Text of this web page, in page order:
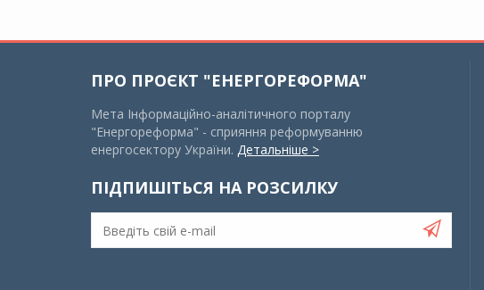
ПРО ПРОЄКТ "ЕНЕРГОРЕФОРМА"
Мета Інформаційно-аналітичного порталу
"Енергореформа" - сприяння реформуванню
енергосектору України. Детальніше >
ПІДПИШІТЬСЯ НА РОЗСИЛКУ